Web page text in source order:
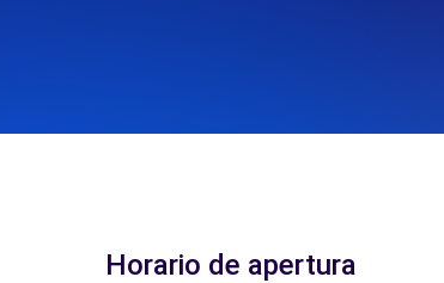
Horario de apertura